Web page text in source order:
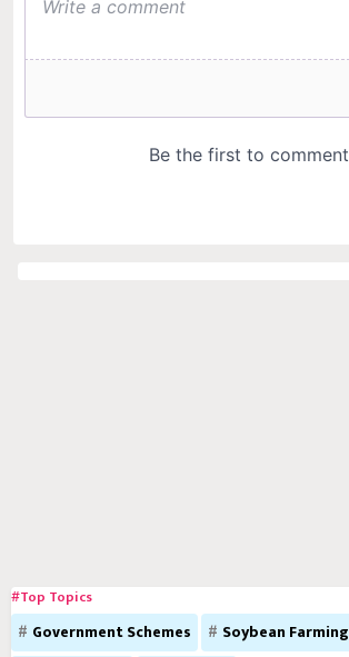
#Top Topics
Government Schemes Soybean Farming